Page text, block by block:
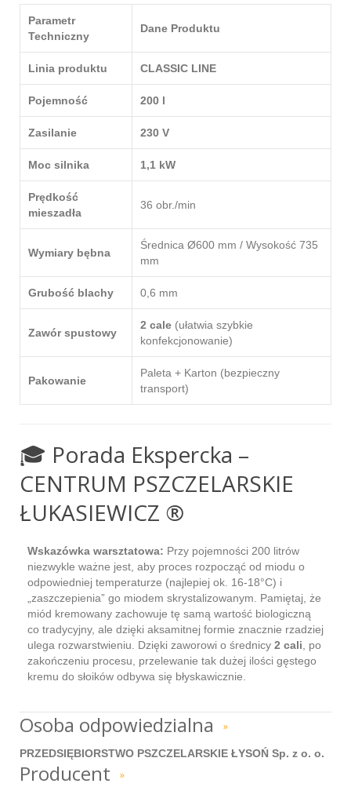
Parametr
Techniczny
Dane Produktu
Linia produktu CLASSIC LINE
Pojemność 200 l
Zasilanie 230 V
Moc silnika 1,1 kW
Prędkość
mieszadła
36 obr./min
Wymiary bębna
Średnica Ø600 mm / Wysokość 735
mm
Grubość blachy 0,6 mm
Zawór spustowy
2 cale (ułatwia szybkie
konfekcjonowanie)
Pakowanie
Paleta + Karton (bezpieczny
transport)
🎓 Porada Ekspercka –
CENTRUM PSZCZELARSKIE
ŁUKASIEWICZ ®
Wskazówka warsztatowa: Przy pojemności 200 litrów
niezwykle ważne jest, aby proces rozpocząć od miodu o
odpowiedniej temperaturze (najlepiej ok. 16-18°C) i
„zaszczepienia” go miodem skrystalizowanym. Pamiętaj, że
miód kremowany zachowuje tę samą wartość biologiczną
co tradycyjny, ale dzięki aksamitnej formie znacznie rzadziej
ulega rozwarstwieniu. Dzięki zaworowi o średnicy 2 cali , po
zakończeniu procesu, przelewanie tak dużej ilości gęstego
kremu do słoików odbywa się błyskawicznie.
Osoba odpowiedzialna »
PRZEDSIĘBIORSTWO PSZCZELARSKIE ŁYSOŃ Sp. z o. o.
Producent »